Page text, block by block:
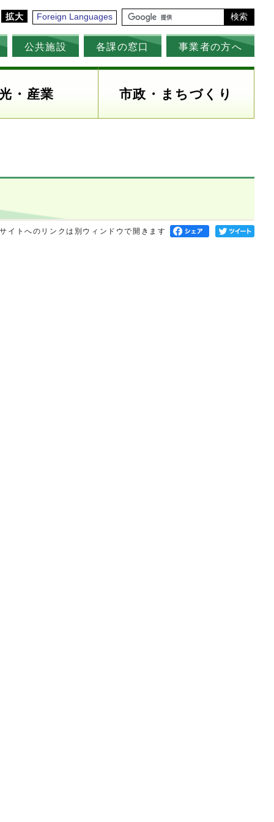
拡大 Foreign Languages 検索
公共施設 各課の窓口 事業者の方へ
・産業 市政・まちづくり
イトへのリンクは別ウィンドウで開きます